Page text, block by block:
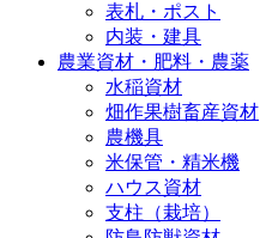
表札・ポスト
内装・建具
農業資材・肥料・農薬
水稲資材
畑作果樹畜産資材
農機具
米保管・精米機
ハウス資材
支柱（栽培）